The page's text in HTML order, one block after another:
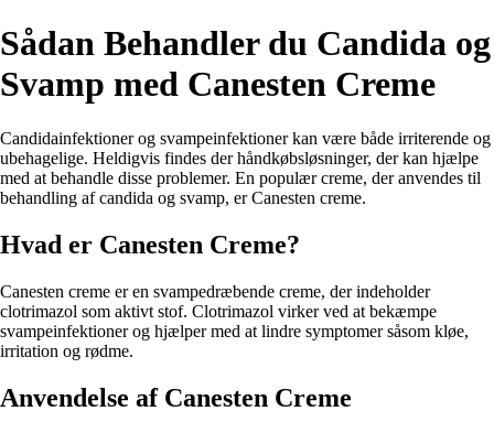
Sådan Behandler du Candida og
Svamp med Canesten Creme
Candidainfektioner og svampeinfektioner kan være både irriterende og
ubehagelige. Heldigvis findes der håndkøbsløsninger, der kan hjælpe
med at behandle disse problemer. En populær creme, der anvendes til
behandling af candida og svamp, er Canesten creme.
Hvad er Canesten Creme?
Canesten creme er en svampedræbende creme, der indeholder
clotrimazol som aktivt stof. Clotrimazol virker ved at bekæmpe
svampeinfektioner og hjælper med at lindre symptomer såsom kløe,
irritation og rødme.
Anvendelse af Canesten Creme